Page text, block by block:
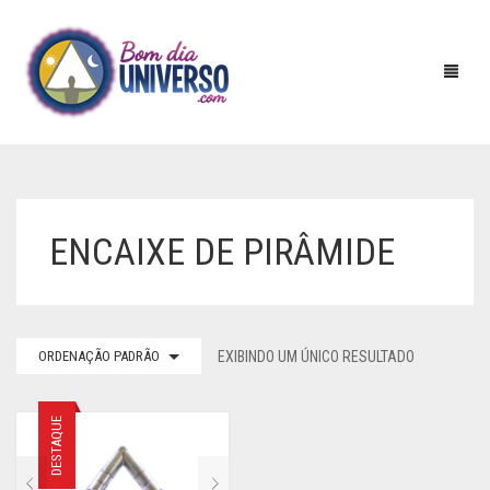
PIRÂMIDES
BATERIA
COBRE
CRISTAL
ADESIVO
AURIMETRO
BUSSOLAS
DEFUMADORES
INCENSARIOS
AROMAS E ESSENCIAS
DUPLO
OUTROS
ENCAIXE DE PIRÂMIDE
ORDENAÇÃO PADRÃO EXIBINDO UM ÚNICO RESULTADO
DESTAQUE